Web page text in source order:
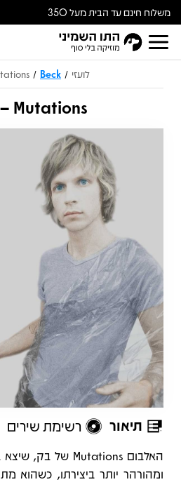
משלוח חינם עד הבית מעל 350
ש״ח
לועזי /
Beck
/
Mutations
תיאור רשימת שירים
ומהורהר יותר ביצירתו, כשהוא